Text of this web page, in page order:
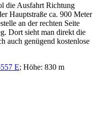
die Ausfahrt Richtung
Hauptstraße ca. 900 Meter
an der rechten Seite
Dort sieht man direkt die
auch genügend kostenlose
E; Höhe: 830 m